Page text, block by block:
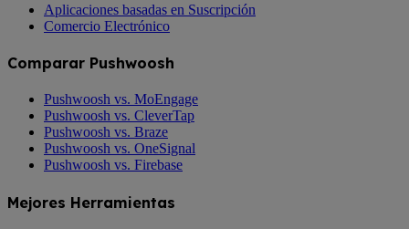
Aplicaciones basadas en Suscripción
Comercio Electrónico
Comparar Pushwoosh
Pushwoosh vs. MoEngage
Pushwoosh vs. CleverTap
Pushwoosh vs. Braze
Pushwoosh vs. OneSignal
Pushwoosh vs. Firebase
Mejores Herramientas